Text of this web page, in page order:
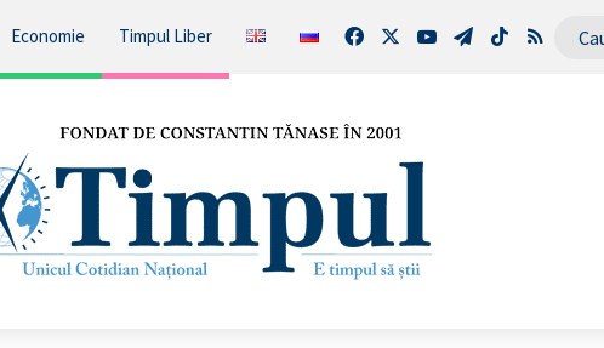
Economie Timpul Liber FacebookYouTubeTelegram
TikTokRSS